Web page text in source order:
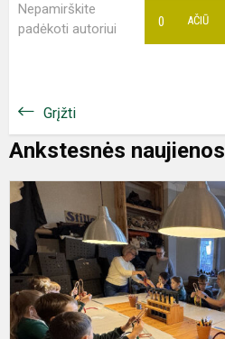
Nepamirškite
padėkoti autoriui
AČIŪ
0
Grįžti
Ankstesnės naujienos